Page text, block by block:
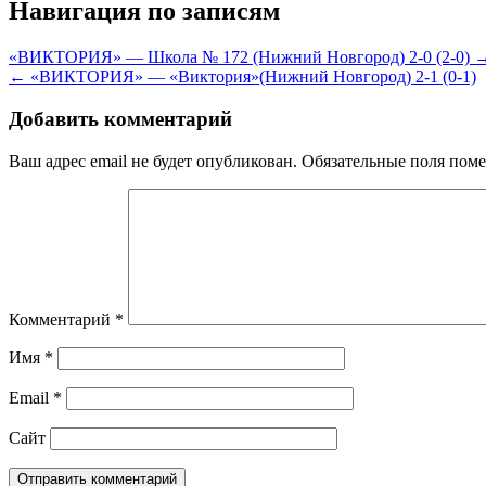
Навигация по записям
«ВИКТОРИЯ» — Школа № 172 (Нижний Новгород) 2-0 (2-0)
← «ВИКТОРИЯ» — «Виктория»(Нижний Новгород) 2-1 (0-1)
Добавить комментарий
Ваш адрес email не будет опубликован. Обязательные поля
Комментарий *
Имя *
Email *
Сайт